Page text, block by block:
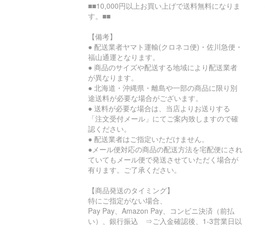
■■10,000円以上お買い上げで送料無料になりま
す。■■
【備考】
● 配送業者ヤマト運輸(クロネコ便)・佐川急便・
福山通運となります。
● 商品のサイズや配送する地域により配送業者
が異なります。
● 北海道・沖縄県・離島や一部の商品に限り別
途送料が必要な場合がございます。
● 送料が必要な場合は、当店よりお送りする
「注文受付メール」にてご案内致しますので確
認ください。
● 配送業者はご指定いただけません。
●メール便対応の商品の配送方法を宅配便にされ
ていてもメール便で発送させていただく場合が
有ります。ご了承ください。
【商品発送のタイミング】
特にご指定がない場合、
Pay Pay、Amazon Pay、コンビニ決済（前払
い）、銀行振込 ⇒ご入金確認後、1-3営業日以